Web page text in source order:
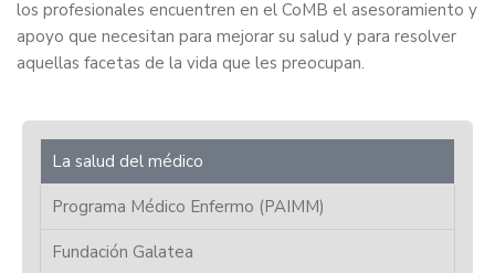
los profesionales encuentren en el CoMB el asesoramiento y
apoyo que necesitan para mejorar su salud y para resolver
aquellas facetas de la vida que les preocupan.
La salud del médico
Programa Médico Enfermo (PAIMM)
Fundación Galatea